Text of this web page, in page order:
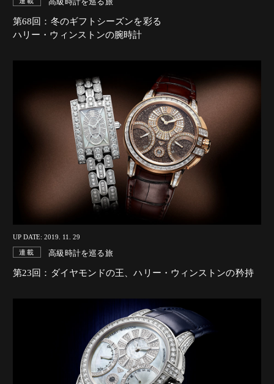
第68回：冬のギフトシーズンを彩る
ハリー・ウィンストンの腕時計
UP DATE: 2019. 11. 29
連載 高級時計を巡る旅
第23回：ダイヤモンドの王、ハリー・ウィンストンの矜持